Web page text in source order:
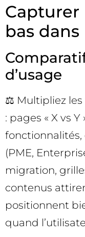
Capturer
bas dans
d’usage
⚖️ Multipliez
: pages « X vs
(PME,
migration,
contenus
positionnent
quand